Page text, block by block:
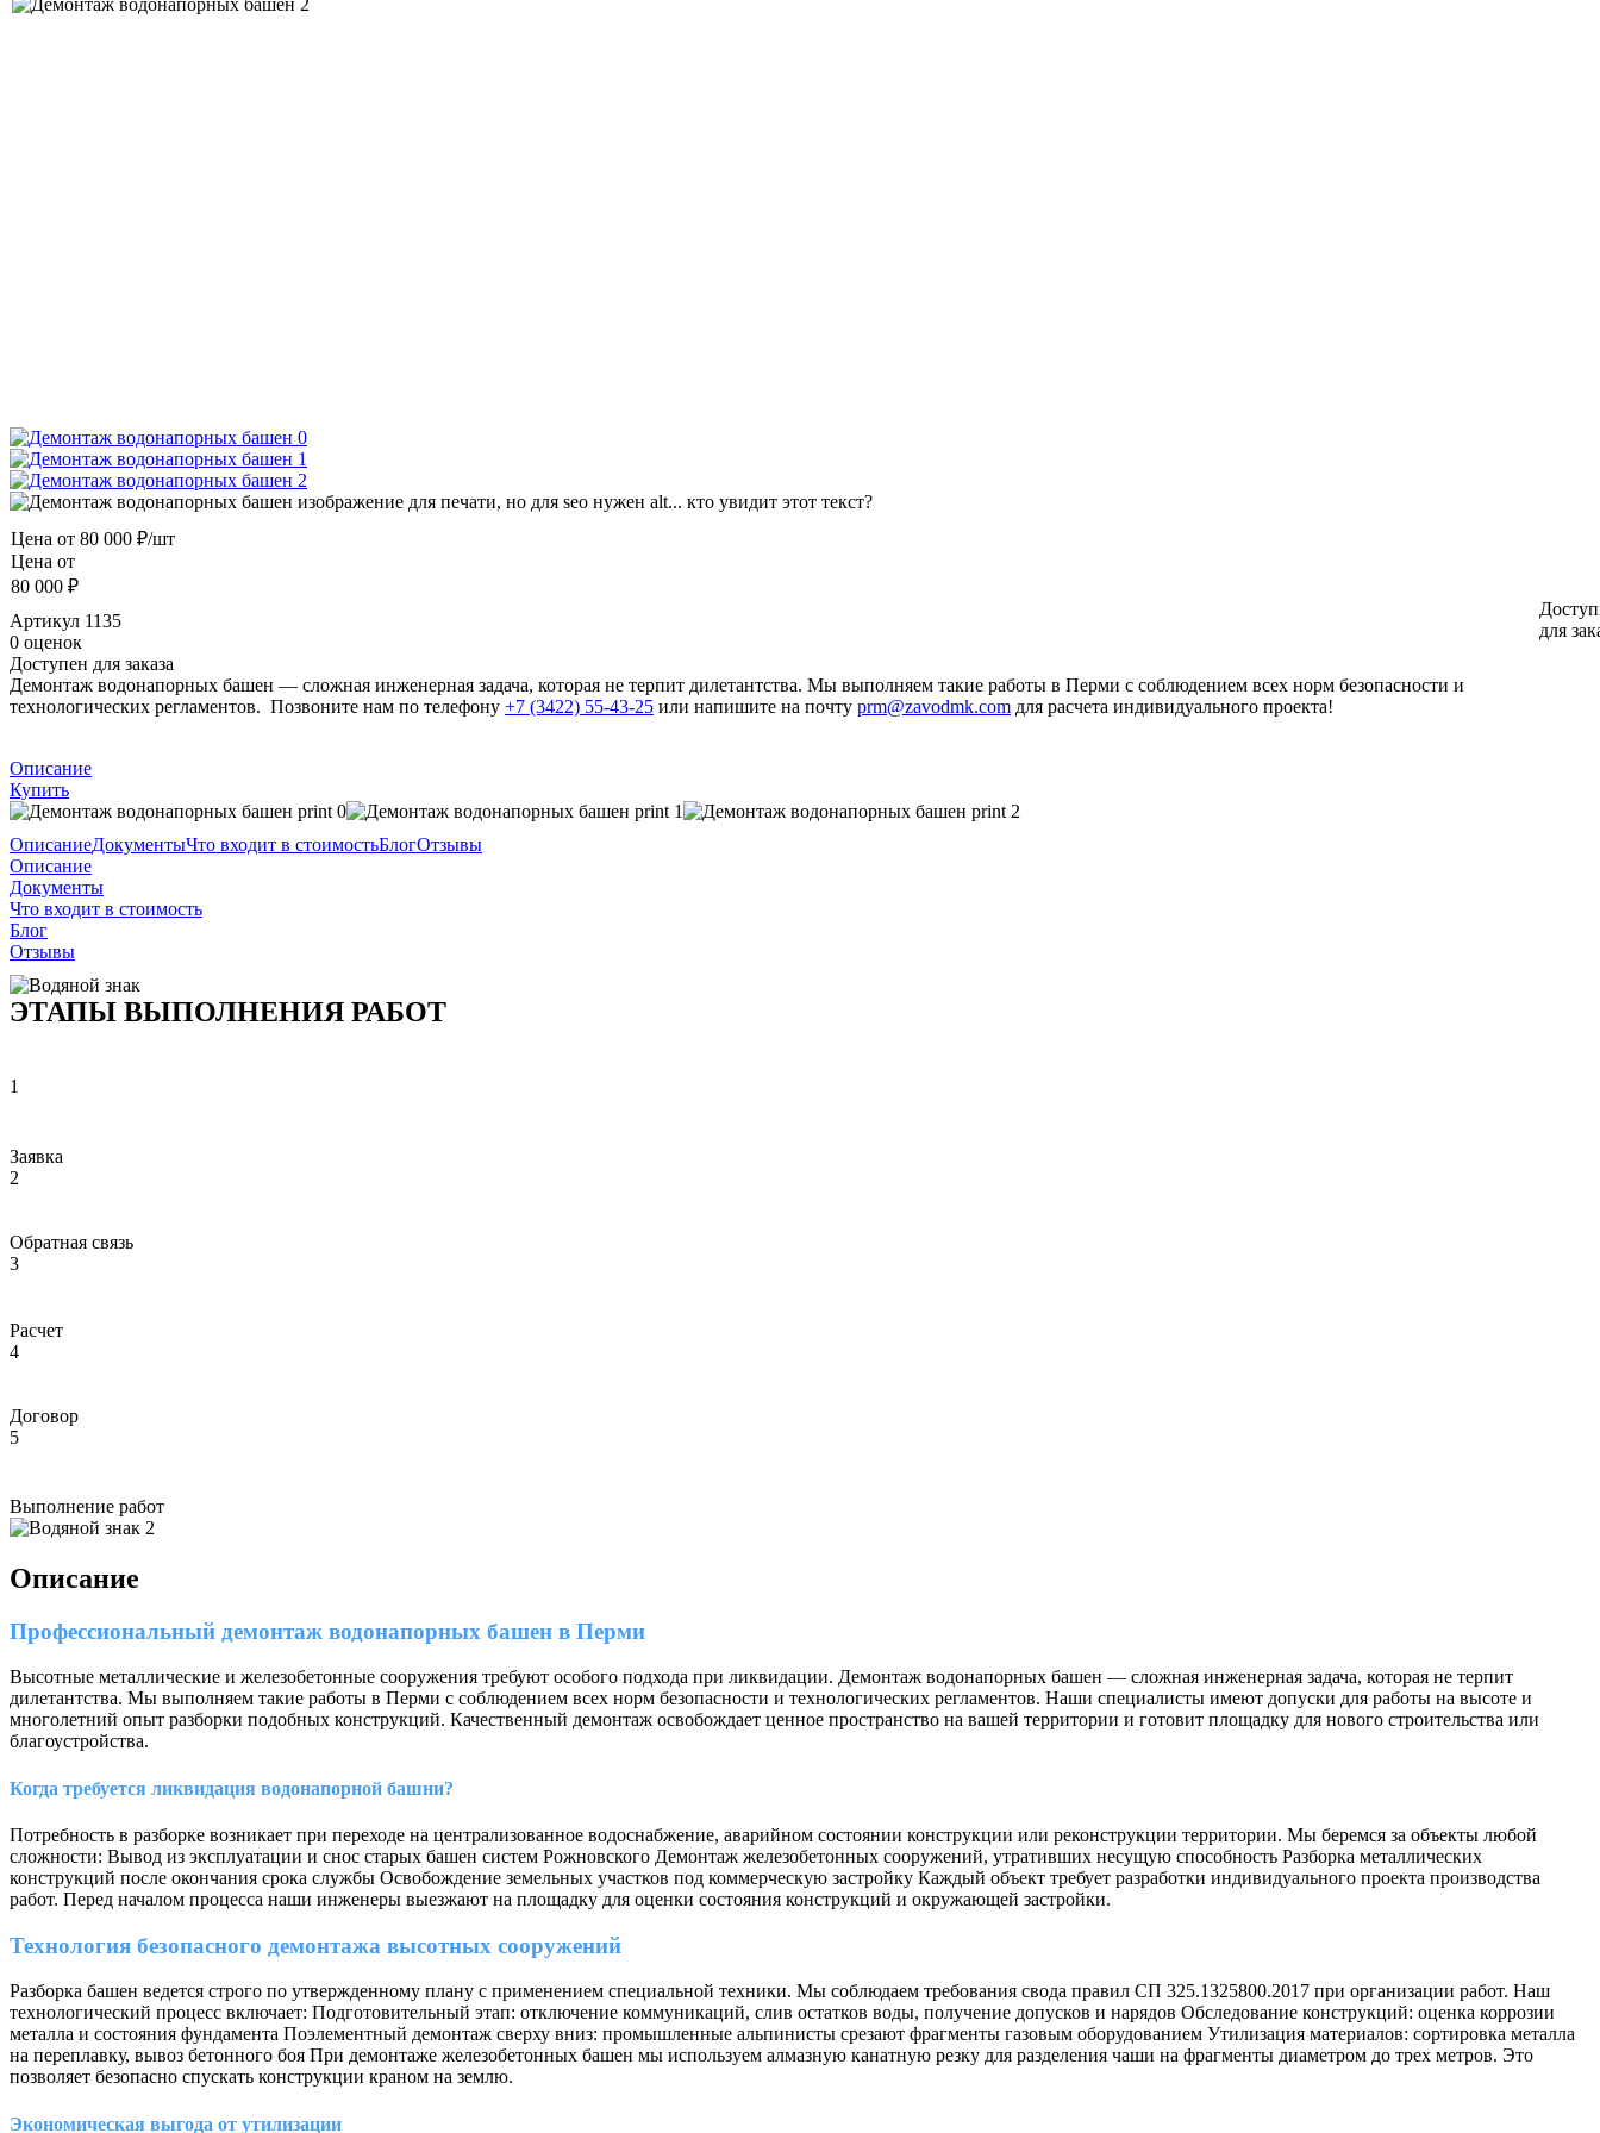
Цена от 80 000 ₽/шт
Цена от
80 000 ₽
для
Артикул 1135
0 оценок
Доступен для заказа
Демонтаж водонапорных башен — сложная инженерная задача, которая не терпит дилетантства. Мы выполняем такие работы в Перми с соблюдением всех норм безопасности и
технологических регламентов. Позвоните нам по телефону +7 (3422) 55-43-25 или напишите на почту prm@zavodmk.com для расчета индивидуального проекта!
Описание
Купить
ОписаниеДокументыЧто входит в стоимостьБлогОтзывы
Описание
Документы
Что входит в стоимость
Блог
Отзывы
ЭТАПЫ ВЫПОЛНЕНИЯ РАБОТ
1
Заявка
2
Обратная связь
3
Расчет
4
Договор
5
Выполнение работ
Описание
Профессиональный демонтаж водонапорных башен в Перми
Высотные металлические и железобетонные сооружения требуют особого подхода при ликвидации. Демонтаж водонапорных башен — сложная инженерная задача, которая не терпит
дилетантства. Мы выполняем такие работы в Перми с соблюдением всех норм безопасности и технологических регламентов. Наши специалисты имеют допуски для работы на высоте и
многолетний опыт разборки подобных конструкций. Качественный демонтаж освобождает ценное пространство на вашей территории и готовит площадку для нового строительства или
благоустройства.
Когда требуется ликвидация водонапорной башни?
Потребность в разборке возникает при переходе на централизованное водоснабжение, аварийном состоянии конструкции или реконструкции территории. Мы беремся за объекты любой
сложности: Вывод из эксплуатации и снос старых башен систем Рожновского Демонтаж железобетонных сооружений, утративших несущую способность Разборка металлических
конструкций после окончания срока службы Освобождение земельных участков под коммерческую застройку Каждый объект требует разработки индивидуального проекта производства
работ. Перед началом процесса наши инженеры выезжают на площадку для оценки состояния конструкций и окружающей застройки.
Технология безопасного демонтажа высотных сооружений
Разборка башен ведется строго по утвержденному плану с применением специальной техники. Мы соблюдаем требования свода правил СП 325.1325800.2017 при организации работ. Наш
технологический процесс включает: Подготовительный этап: отключение коммуникаций, слив остатков воды, получение допусков и нарядов Обследование конструкций: оценка коррозии
металла и состояния фундамента Поэлементный демонтаж сверху вниз: промышленные альпинисты срезают фрагменты газовым оборудованием Утилизация материалов: сортировка металла
на переплавку, вывоз бетонного боя При демонтаже железобетонных башен мы используем алмазную канатную резку для разделения чаши на фрагменты диаметром до трех метров. Это
позволяет безопасно спускать конструкции краном на землю.
Экономическая выгода от утилизации